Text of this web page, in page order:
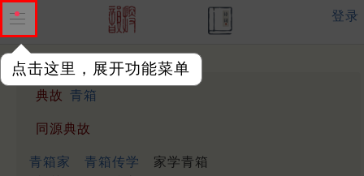
点击这里，展开功能菜单
登录
典故 青箱
同源典故
青箱家 青箱传学
家学青箱